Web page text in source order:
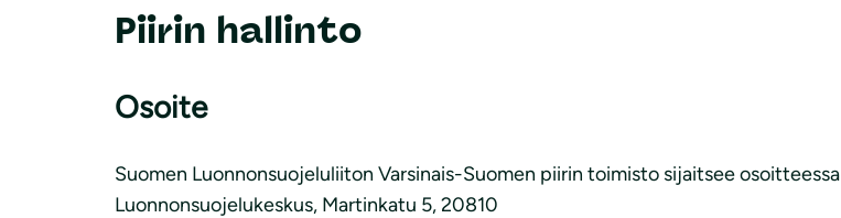
Piirin hallinto
Osoite
Suomen Luonnonsuojeluliiton Varsinais-Suomen piirin toimisto sijaitsee osoitteessa
Luonnonsuojelukeskus, Martinkatu 5, 20810